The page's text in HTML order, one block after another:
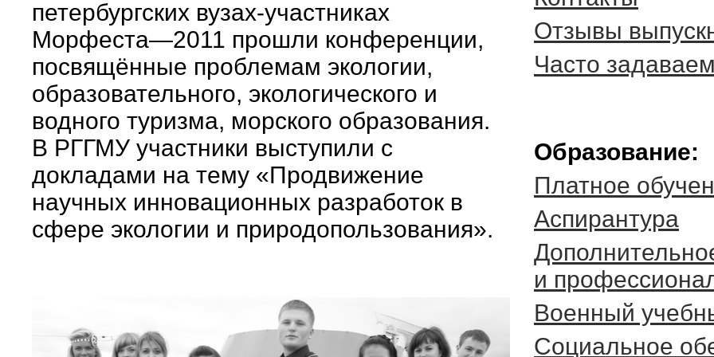
петербургских вузах-участниках
Морфеста—2011 прошли конференции,
посвящённые проблемам экологии,
образовательного, экологического и
водного туризма, морского образования.
В РГГМУ участники выступили с
докладами на тему «Продвижение
научных инновационных разработок в
сфере экологии и природопользования».
Отзывы
Часто
Образование:
Платное
Аспирантура
и
Военный
Социальное